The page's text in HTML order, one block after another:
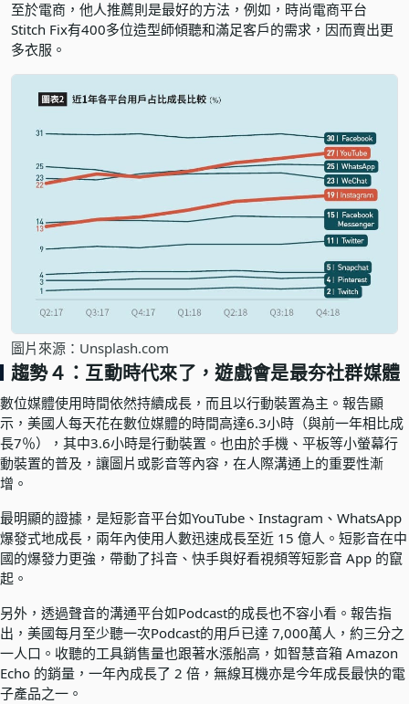
至於電商，他人推薦則是最好的方法，例如，時尚電商平台
Stitch Fix有400多位造型師傾聽和滿足客戶的需求，因而賣出更
多衣服。
圖片來源：Unsplash.com
趨勢４：互動時代來了，遊戲會是最夯社群媒體
數位媒體使用時間依然持續成長，而且以行動裝置為主。報告顯
示，美國人每天花在數位媒體的時間高達6.3小時（與前一年相比成
長7％），其中3.6小時是行動裝置。也由於手機、平板等小螢幕行
動裝置的普及，讓圖片或影音等內容，在人際溝通上的重要性漸
增。
最明顯的證據，是短影音平台如YouTube、Instagram、WhatsApp
爆發式地成長，兩年內使用人數迅速成長至近 15 億人。短影音在中
國的爆發力更強，帶動了抖音、快手與好看視頻等短影音 App 的竄
起。
另外，透過聲音的溝通平台如Podcast的成長也不容小看。報告指
出，美國每月至少聽一次Podcast的用戶已達 7,000萬人，約三分之
一人口。收聽的工具銷售量也跟著水漲船高，如智慧音箱 Amazon
Echo 的銷量，一年內成長了 2 倍，無線耳機亦是今年成長最快的電
子產品之一。